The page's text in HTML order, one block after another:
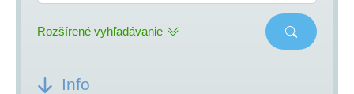
Rozšírené vyhľadávanie
Info